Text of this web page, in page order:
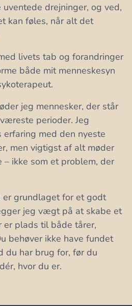
drejninger, og ved,
kan føles, når alt det
livets tab og forandringer
både mit menneskesyn
jeg mennesker, der står
perioder. Jeg
erfaring med den nyeste
men vigtigst af alt møder
– ikke som et problem, der
er grundlaget for et godt
jeg vægt på at skabe et
er plads til både tårer,
behøver ikke have fundet
du har brug for, før du
hvor du er.